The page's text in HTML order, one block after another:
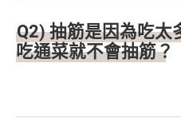
Q2) 抽筋是因為吃太
吃通菜就不會抽筋？